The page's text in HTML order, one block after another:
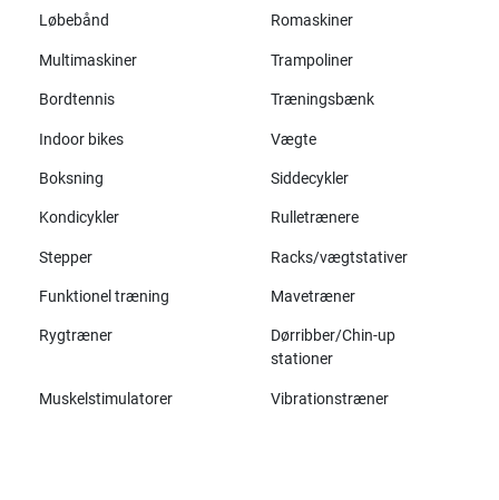
Løbebånd Romaskiner
Multimaskiner Trampoliner
Bordtennis Træningsbænk
Indoor bikes Vægte
Boksning Siddecykler
Kondicykler Rulletrænere
Stepper Racks/vægtstativer
Funktionel træning Mavetræner
Rygtræner
Dørribber/Chin-up
stationer
Muskelstimulatorer Vibrationstræner